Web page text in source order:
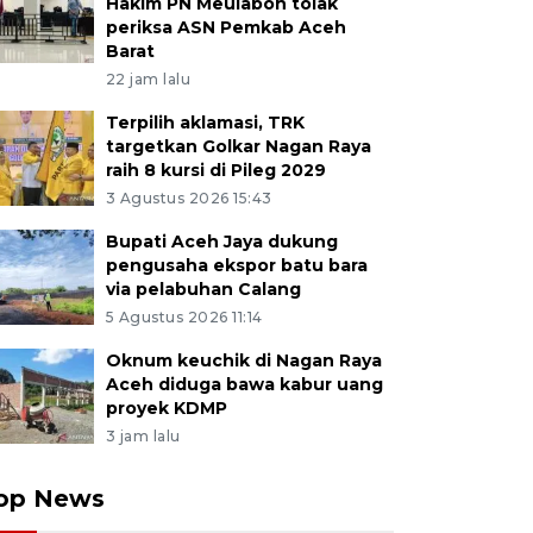
periksa ASN Pemkab Aceh
Barat
22 jam lalu
Terpilih aklamasi, TRK
targetkan Golkar Nagan Raya
raih 8 kursi di Pileg 2029
3 Agustus 2026 15:43
Bupati Aceh Jaya dukung
pengusaha ekspor batu bara
via pelabuhan Calang
5 Agustus 2026 11:14
Oknum keuchik di Nagan Raya
Aceh diduga bawa kabur uang
proyek KDMP
3 jam lalu
News